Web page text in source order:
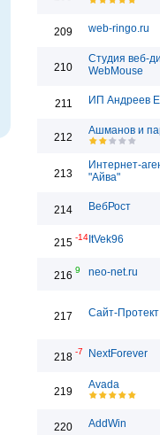
209 web-ringo.ru
210
Студия веб-
WebMouse
211 ИП Андреев
212
Ашманов и
213
Интернет-
"Айва"
214 ВебРост
215 -14 ItVek96
216 9 neo-net.ru
217 Сайт-Протект
218 -7 NextForever
219
Avada
220 AddWin